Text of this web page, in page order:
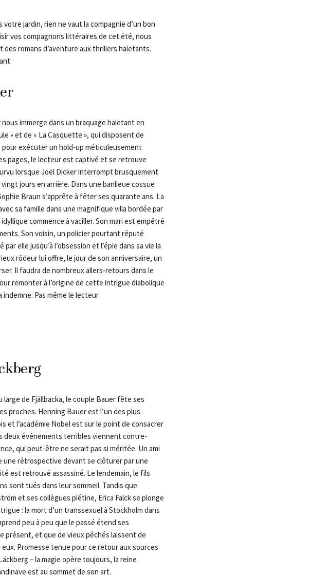
jardin, rien ne vaut la compagnie d’un bon
vos compagnons littéraires de cet été, nous
romans d’aventure aux thrillers haletants.
immerge dans un braquage haletant en
» et de « La Casquette », qui disposent de
exécuter un hold-up méticuleusement
pages, le lecteur est captivé et se retrouve
lorsque Joël Dicker interrompt brusquement
jours en arrière. Dans une banlieue cossue
Braun s’apprête à fêter ses quarante ans. La
sa famille dans une magnifique villa bordée par
commence à vaciller. Son mari est empêtré
Son voisin, un policier pourtant réputé
elle jusqu’à l’obsession et l’épie dans sa vie la
rôdeur lui offre, le jour de son anniversaire, un
Il faudra de nombreux allers-retours dans le
remonter à l’origine de cette intrigue diabolique
Pas même le lecteur.
large de Fjällbacka, le couple Bauer fête ses
proches. Henning Bauer est l’un des plus
et l’académie Nobel est sur le point de consacrer
deux événements terribles viennent contre-
qui peut-être ne serait pas si méritée. Un ami
une rétrospective devant se clôturer par une
est retrouvé assassiné. Le lendemain, le fils
sont tués dans leur sommeil. Tandis que
et ses collègues piétine, Erica Falck se plonge
: la mort d’un transsexuel à Stockholm dans
peu à peu que le passé étend ses
présent, et que de vieux péchés laissent de
Promesse tenue pour ce retour aux sources
– la magie opère toujours, la reine
est au sommet de son art.